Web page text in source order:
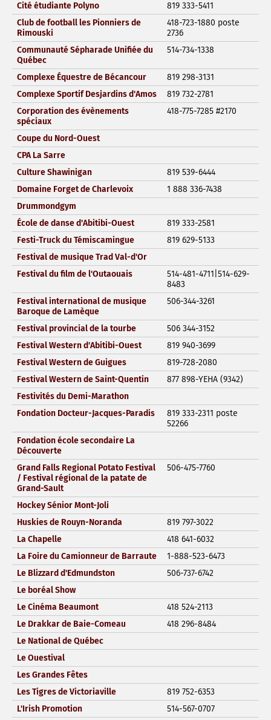
Cité étudiante Polyno
819 333-5411
Club de football les Pionniers de
Rimouski
418-723-1880 poste
2736
Communauté Sépharade Unifiée du
Québec
514-734-1338
Complexe Équestre de Bécancour
819 298-3131
Complexe Sportif Desjardins d'Amos
819 732-2781
Corporation des évènements
spéciaux
418-775-7285 #2170
Coupe du Nord-Ouest
CPA La Sarre
Culture Shawinigan
819 539-6444
Domaine Forget de Charlevoix
1 888 336-7438
Drummondgym
École de danse d'Abitibi-Ouest
819 333-2581
Festi-Truck du Témiscamingue
819 629-5133
Festival de musique Trad Val-d'Or
Festival du film de l'Outaouais
514-481-4711|514-629-
8483
Festival international de musique
Baroque de Lamèque
506-344-3261
Festival provincial de la tourbe
506 344-3152
Festival Western d'Abitibi-Ouest
819 940-3699
Festival Western de Guigues
819-728-2080
Festival Western de Saint-Quentin
877 898-YEHA (9342)
Festivités du Demi-Marathon
Fondation Docteur-Jacques-Paradis
819 333-2311 poste
52266
Fondation école secondaire La
Découverte
Grand Falls Regional Potato Festival
/ Festival régional de la patate de
Grand-Sault
506-475-7760
Hockey Sénior Mont-Joli
Huskies de Rouyn-Noranda
819 797-3022
La Chapelle
418 641-6032
La Foire du Camionneur de Barraute
1-888-523-6473
Le Blizzard d'Edmundston
506-737-6742
Le boréal Show
Le Cinéma Beaumont
418 524-2113
Le Drakkar de Baie-Comeau
418 296-8484
Le National de Québec
Le Ouestival
Les Grandes Fêtes
Les Tigres de Victoriaville
819 752-6353
L'Irish Promotion
514-567-0707